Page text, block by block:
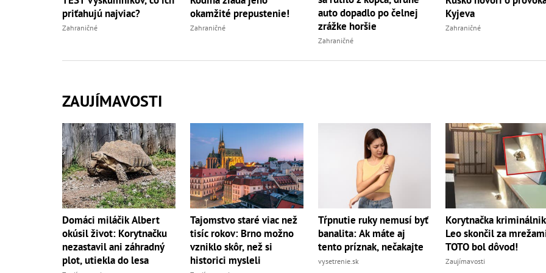
priťahujú najviac?
Zahraničné
okamžité prepustenie!
Zahraničné
auto dopadlo po čelnej
zrážke horšie
Zahraničné
Kyjeva
Zahraničné
ZAUJÍMAVOSTI
Domáci miláčik Albert
okúsil život: Korytnačku
nezastavil ani záhradný
plot, utiekla do lesa
Tajomstvo staré viac než
tisíc rokov: Brno možno
vzniklo skôr, než si
historici mysleli
Tŕpnutie ruky nemusí byť
banalita: Ak máte aj
tento príznak, nečakajte
vysetrenie.sk
Korytnačka
Leo skončil za
TOTO bol dôvod!
Zaujímavosti